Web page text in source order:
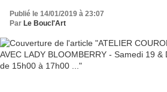
Publié le 14/01/2019 à 23:07
Par Le Boucl'Art